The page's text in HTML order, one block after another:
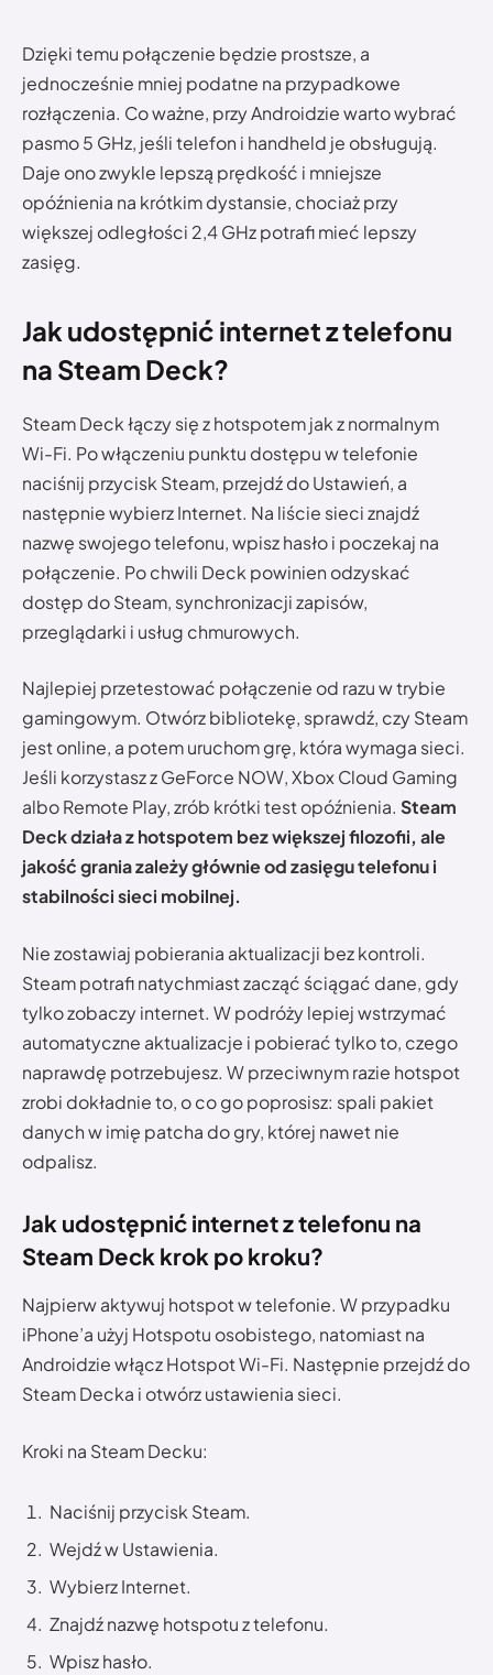
Dzięki temu połączenie będzie prostsze, a
jednocześnie mniej podatne na przypadkowe
rozłączenia. Co ważne, przy Androidzie warto wybrać
pasmo 5 GHz, jeśli telefon i handheld je obsługują.
Daje ono zwykle lepszą prędkość i mniejsze
opóźnienia na krótkim dystansie, chociaż przy
większej odległości 2,4 GHz potrafi mieć lepszy
zasięg.
Jak udostępnić internet z telefonu
na Steam Deck?
Steam Deck łączy się z hotspotem jak z normalnym
Wi-Fi. Po włączeniu punktu dostępu w telefonie
naciśnij przycisk Steam, przejdź do Ustawień, a
następnie wybierz Internet. Na liście sieci znajdź
nazwę swojego telefonu, wpisz hasło i poczekaj na
połączenie. Po chwili Deck powinien odzyskać
dostęp do Steam, synchronizacji zapisów,
przeglądarki i usług chmurowych.
Najlepiej przetestować połączenie od razu w trybie
gamingowym. Otwórz bibliotekę, sprawdź, czy Steam
jest online, a potem uruchom grę, która wymaga sieci.
Jeśli korzystasz z GeForce NOW, Xbox Cloud Gaming
albo Remote Play, zrób krótki test opóźnienia. Steam
Deck działa z hotspotem bez większej filozofii, ale
jakość grania zależy głównie od zasięgu telefonu i
stabilności sieci mobilnej.
Nie zostawiaj pobierania aktualizacji bez kontroli.
Steam potrafi natychmiast zacząć ściągać dane, gdy
tylko zobaczy internet. W podróży lepiej wstrzymać
automatyczne aktualizacje i pobierać tylko to, czego
naprawdę potrzebujesz. W przeciwnym razie hotspot
zrobi dokładnie to, o co go poprosisz: spali pakiet
danych w imię patcha do gry, której nawet nie
odpalisz.
Jak udostępnić internet z telefonu na
Steam Deck krok po kroku?
Najpierw aktywuj hotspot w telefonie. W przypadku
iPhone’a użyj Hotspotu osobistego, natomiast na
Androidzie włącz Hotspot Wi-Fi. Następnie przejdź do
Steam Decka i otwórz ustawienia sieci.
Kroki na Steam Decku:
Naciśnij przycisk Steam.
Wejdź w Ustawienia.
Wybierz Internet.
Znajdź nazwę hotspotu z telefonu.
Wpisz hasło.